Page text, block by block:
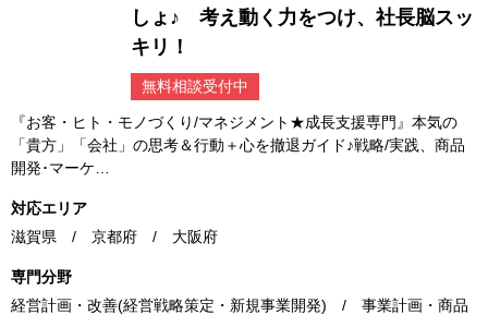
しょ♪ 考え動く力をつけ、社長脳スッ
キリ！
無料相談受付中
『お客・ヒト・モノづくり/マネジメント★成長支援専門』本気の
「貴方」「会社」の思考＆行動＋心を撤退ガイド♪戦略/実践、商品
開発･マーケ…
対応エリア
滋賀県 / 京都府 / 大阪府
専門分野
経営計画・改善(経営戦略策定・新規事業開発) / 事業計画・商品